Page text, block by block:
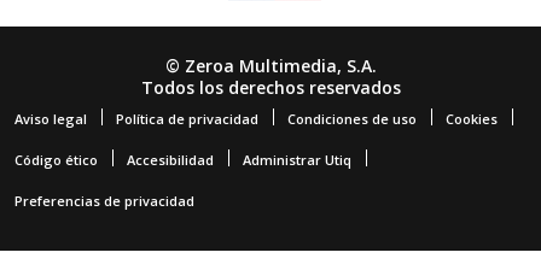
© Zeroa Multimedia, S.A.
Todos los derechos reservados
Aviso legal Política de privacidad Condiciones de uso Cookies
Código ético Accesibilidad Administrar Utiq
Preferencias de privacidad